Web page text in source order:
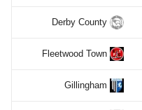
Derby County
Fleetwood Town
Gillingham